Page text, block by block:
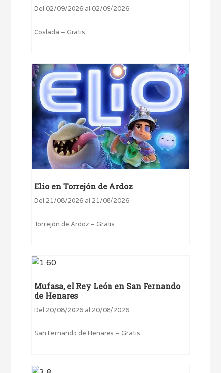
Del 02/09/2026 al 02/09/2026
Coslada – Gratis
Elio en Torrejón de Ardoz
Del 21/08/2026 al 21/08/2026
Torrejón de Ardoz – Gratis
Mufasa, el Rey León en San Fernando
de Henares
Del 20/08/2026 al 20/08/2026
San Fernando de Henares – Gratis